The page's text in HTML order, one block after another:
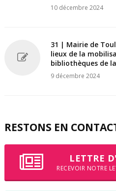
10 décembre 2024
31 | Mairie de
lieux de la
bibliothèques de
9 décembre 2024
RESTONS EN
LETTRE
RECEVOIR NOTRE